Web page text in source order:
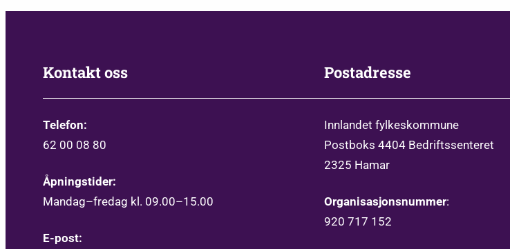
Kontakt oss
Telefon:
62 00 08 80
Åpningstider:
Mandag–fredag kl. 09.00–15.00
E-post:
Postadresse
Innlandet fylkeskommune
Postboks 4404 Bedriftssenteret
2325 Hamar
Organisasjonsnummer:
920 717 152